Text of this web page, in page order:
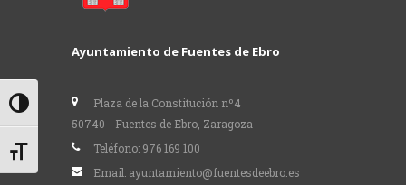
Alternar alto contraste
Alternar tamaño de letra
Ayuntamiento de Fuentes de Ebro
Plaza de la Constitución nº4
50740 - Fuentes de Ebro, Zaragoza
Teléfono: 976 169 100
Email: ayuntamiento@fuentesdeebro.es